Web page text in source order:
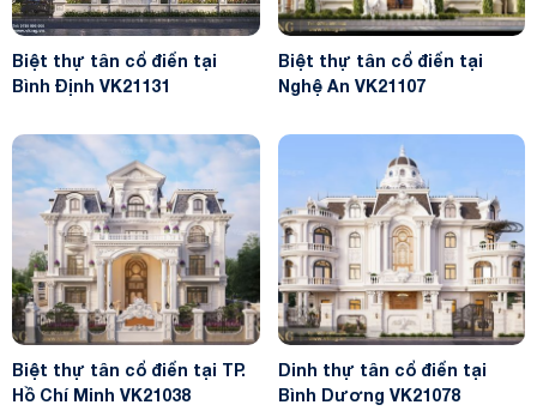
Biệt thự tân cổ điển tại
Bình Định VK21131
Biệt thự tân cổ điển tại
Nghệ An VK21107
Biệt thự tân cổ điển tại TP.
Hồ Chí Minh VK21038
Dinh thự tân cổ điển tại
Bình Dương VK21078